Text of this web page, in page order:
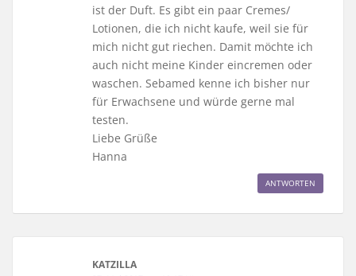
ist der Duft. Es gibt ein paar Cremes/
Lotionen, die ich nicht kaufe, weil sie für
mich nicht gut riechen. Damit möchte ich
auch nicht meine Kinder eincremen oder
waschen. Sebamed kenne ich bisher nur
für Erwachsene und würde gerne mal
testen.
Liebe Grüße
Hanna
ANTWORTEN
KATZILLA